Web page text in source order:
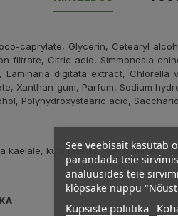
caprylate, Glycerin, Cetearyl
filtrate, Citric acid, Simmondsia
digitata extract,
Xanthan gum, Parfum, Sodium
Polyhydroxystearic acid,
kaelale, kuni täieliku imendumiseni.
See veebisait kasutab
parandada teie
analüüsides teie
klõpsake nuppu
Küpsiste poliitika